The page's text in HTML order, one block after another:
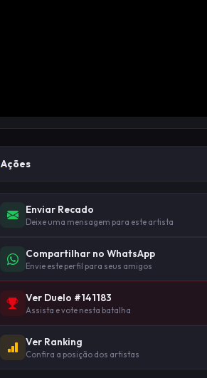
Ações
Enviar Recado
Deixe uma mensagem para este artista
Compartilhar no WhatsApp
Envie este perfil para seus amigos
Ver Duelo #141183
Assista e vote nesta batalha
Ver Ranking
Confira a posição dos artistas